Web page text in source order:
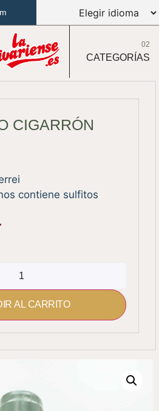
02
CATEGORÍAS
CIGARRÓN
contiene sulfitos
AL CARRITO